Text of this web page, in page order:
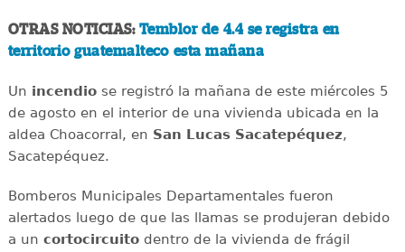
OTRAS NOTICIAS: Temblor de 4.4 se registra en
territorio guatemalteco esta mañana
Un incendiose registró la mañana de este miércoles 5
de agosto en el interior de una vivienda ubicada en la
aldea Choacorral, en San Lucas Sacatepéquez,
Sacatepéquez.
Bomberos Municipales Departamentales fueron
alertados luego de que las llamas se produjeran debido
a un cortocircuitodentro de la vivienda de frágil